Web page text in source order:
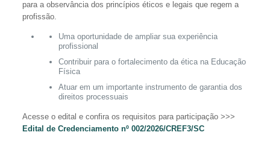
para a observância dos princípios éticos e legais que regem a
profissão.
Uma oportunidade de ampliar sua experiência
profissional
Contribuir para o fortalecimento da ética na Educação
Física
Atuar em um importante instrumento de garantia dos
direitos processuais
Acesse o edital e confira os requisitos para participação >>>
Edital de Credenciamento nº 002/2026/CREF3/SC